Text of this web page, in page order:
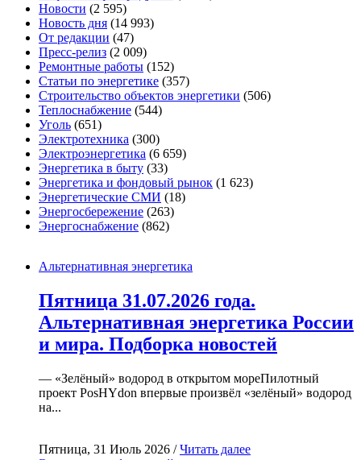
Новости (2 595)
Новость дня (14 993)
От редакции (47)
Пресс-релиз (2 009)
Ремонтные работы (152)
Статьи по энергетике (357)
Строительство объектов энергетики (506)
Теплоснабжение (544)
Уголь (651)
Электротехника (300)
Электроэнергетика (6 659)
Энергетика в быту (33)
Энергетика и фондовый рынок (1 623)
Энергетические СМИ (18)
Энергосбережение (263)
Энергоснабжение (862)
Альтернативная энергетика
Пятница 31.07.2026 года.
Альтернативная энергетика России
и мира. Подборка новостей
— «Зелёный» водород в открытом мореПилотный
проект PosHYdon впервые произвёл «зелёный» водород
на...
Пятница, 31 Июль 2026 /Читать далее